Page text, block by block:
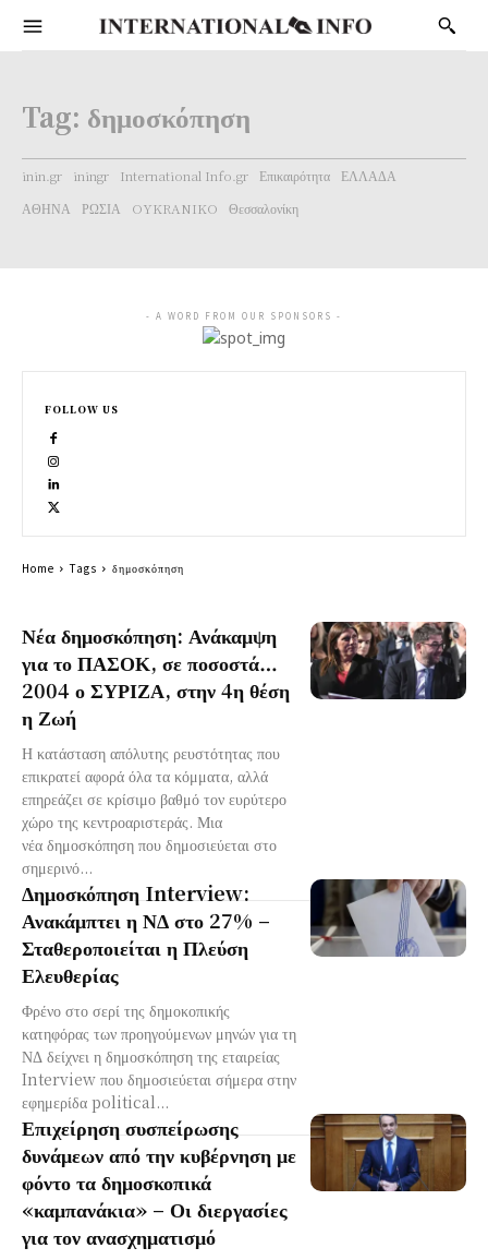
Tag: δημοσκόπηση
inin.gr iningr International Info.gr Επικαιρότητα
ΕΛΛΑΔΑ
ΑΘΗΝΑ
ΡΩΣΙΑ OYKRANIKO Θεσσαλονίκη
Νέα δημοσκόπηση: Ανάκαμψη
για το ΠΑΣΟΚ, σε ποσοστά…
2004 ο ΣΥΡΙΖΑ, στην 4η θέση
η Ζωή
Η κατάσταση απόλυτης ρευστότητας που
επικρατεί αφορά όλα τα κόμματα, αλλά
επηρεάζει σε κρίσιμο βαθμό τον ευρύτερο
χώρο της κεντροαριστεράς. Μια
νέα δημοσκόπηση που δημοσιεύεται στο
σημερινό...
Δημοσκόπηση Interview:
Ανακάμπτει η ΝΔ στο 27% –
Σταθεροποιείται η Πλεύση
Ελευθερίας
Φρένο στο σερί της δημοκοπικής
κατηφόρας των προηγούμενων μηνών για τη
ΝΔ δείχνει η δημοσκόπηση της εταιρείας
Interview που δημοσιεύεται σήμερα στην
εφημερίδα political...
Επιχείρηση συσπείρωσης
δυνάμεων από την κυβέρνηση με
φόντο τα δημοσκοπικά
«καμπανάκια» – Οι διεργασίες
για τον ανασχηματισμό
- A WORD FROM OUR SPONSORS -
FOLLOW US
Home Tags δημοσκόπηση